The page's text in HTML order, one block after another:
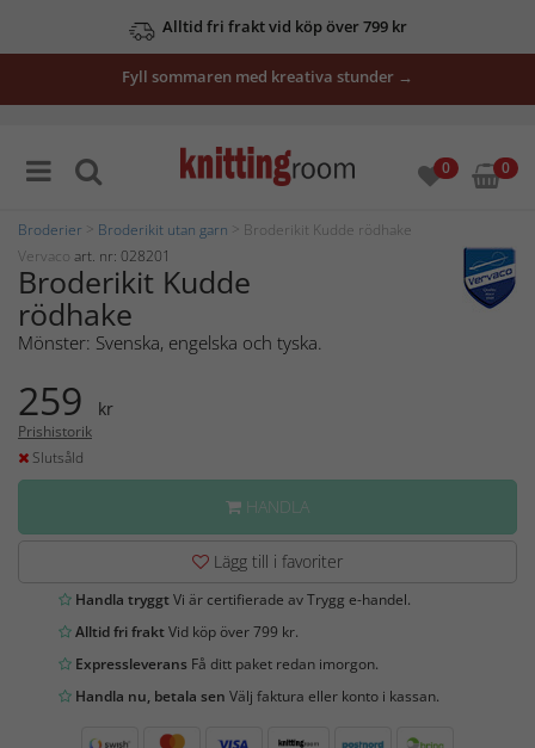
Alltid fri frakt vid köp över 799 kr
Fyll sommaren med kreativa stunder →
0 0
Broderier Broderikit utan garn > Broderikit Kudde rödhake
Vervaco art. nr: 028201
Broderikit Kudde
rödhake
Mönster: Svenska, engelska och tyska.
259 kr
Prishistorik
Slutsåld
HANDLA
Lägg till i favoriter
Handla tryggtVi är certifierade av Trygg e-handel.
Alltid fri fraktVid köp över 799 kr.
Expressleverans Få ditt paket redan imorgon.
Handla nu, betala sen Välj faktura eller konto i kassan.